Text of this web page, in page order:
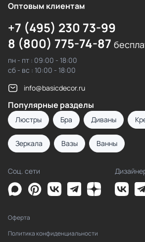
Оптовым клиентам
+7 (495) 230 73-99
8 (800) 775-74-87
пн - пт : 09:00 - 18:00
сб - вс : 10:00 - 18:00
info@basicdecor.ru
Популярные разделы
Люстры Бра Диваны
Зеркала Вазы Ванны
Соц. сети
Оферта
Политика конфиденциальности